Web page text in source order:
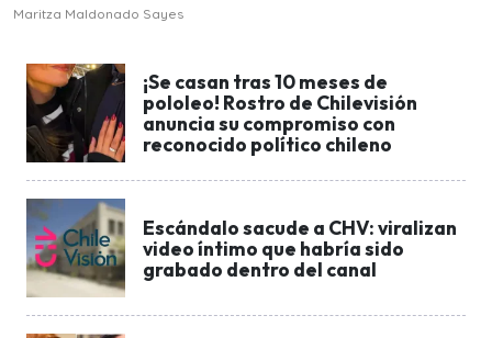
Maritza Maldonado Sayes
¡Se casan tras 10 meses de
pololeo! Rostro de Chilevisión
anuncia su compromiso con
reconocido político chileno
Escándalo sacude a CHV: viralizan
video íntimo que habría sido
grabado dentro del canal